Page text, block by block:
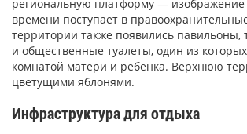
региональную платформу — изображение
времени поступает в
территории также появились павильоны,
и общественные туалеты, один из
комнатой матери и ребенка. Верхнюю
цветущими яблонями.
Инфраструктура для отдыха